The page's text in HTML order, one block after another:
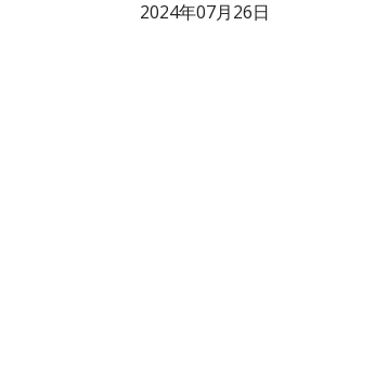
2024年07月26日